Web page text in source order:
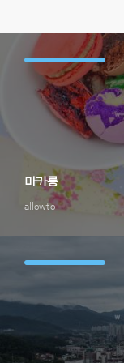
allowto
마카롱